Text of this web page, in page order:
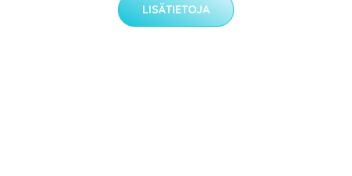
LISÄTIETOJA